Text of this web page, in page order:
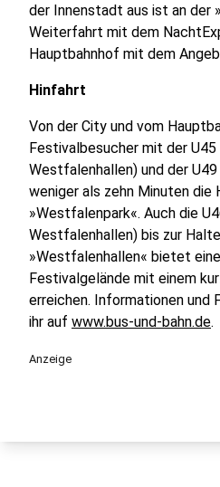
der Innenstadt aus ist an der
Weiterfahrt mit dem
Hauptbahnhof mit dem
Hinfahrt
Von der City und vom
Festivalbesucher mit der U45
Westfalenhallen) und der
weniger als zehn Minuten
»Westfalenpark«. Auch die
Westfalenhallen) bis zur
»Westfalenhallen« bietet
Festivalgelände mit einem
erreichen. Informationen und
ihr auf www.bus-und-bahn.de.
Anzeige